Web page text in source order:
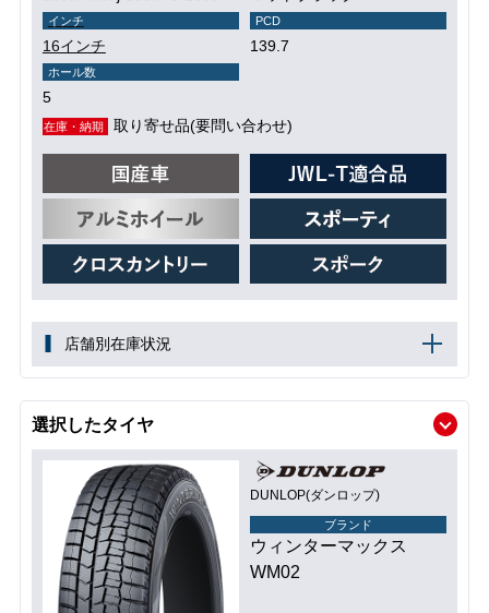
インチ
16インチ
PCD
139.7
ホール数
5
在庫・納期 取り寄せ品(要問い合わせ)
店舗別在庫状況
選択したタイヤ
DUNLOP(ダンロップ)
ブランド
ウィンターマックス
WM02